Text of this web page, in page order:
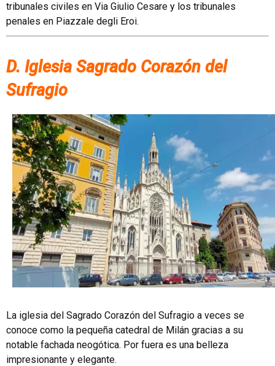
tribunales civiles en Via Giulio Cesare y los tribunales
penales en Piazzale degli Eroi.
D. Iglesia Sagrado Corazón del
Sufragio
La iglesia del Sagrado Corazón del Sufragio a veces se
conoce como la pequeña catedral de Milán gracias a su
notable fachada neogótica. Por fuera es una belleza
impresionante y elegante.